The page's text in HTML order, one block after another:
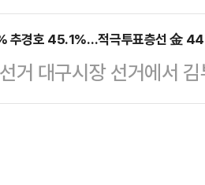
는 …
자는 45.8%, 박 후보는
차범위(±3.5%p)내다
후보가 49.0%, 박 후보
한동훈 무소속 후보가
연구소(KSOI)가 CBS
실시한 여론조사 결과
. 박민식 국민의힘 후
추경호 45.1%…적극투표층선 金
거 대구시장 선거에서
오차범위 내 접전을